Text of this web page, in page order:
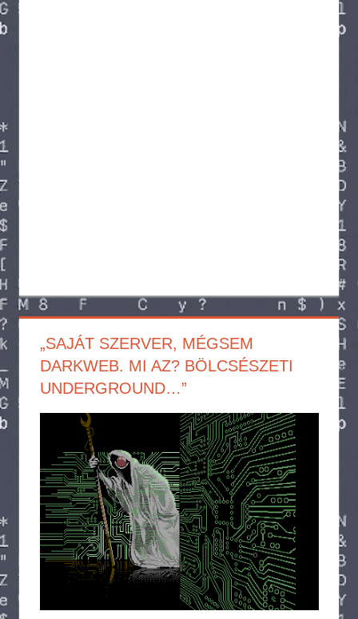
„SAJÁT SZERVER, MÉGSEM
DARKWEB. MI AZ? BÖLCSÉSZETI
UNDERGROUND…”